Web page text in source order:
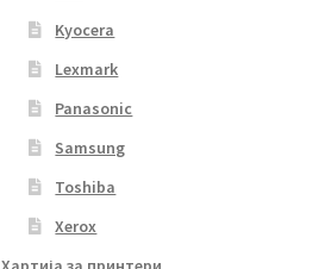
Kyocera
Lexmark
Panasonic
Samsung
Toshiba
Xerox